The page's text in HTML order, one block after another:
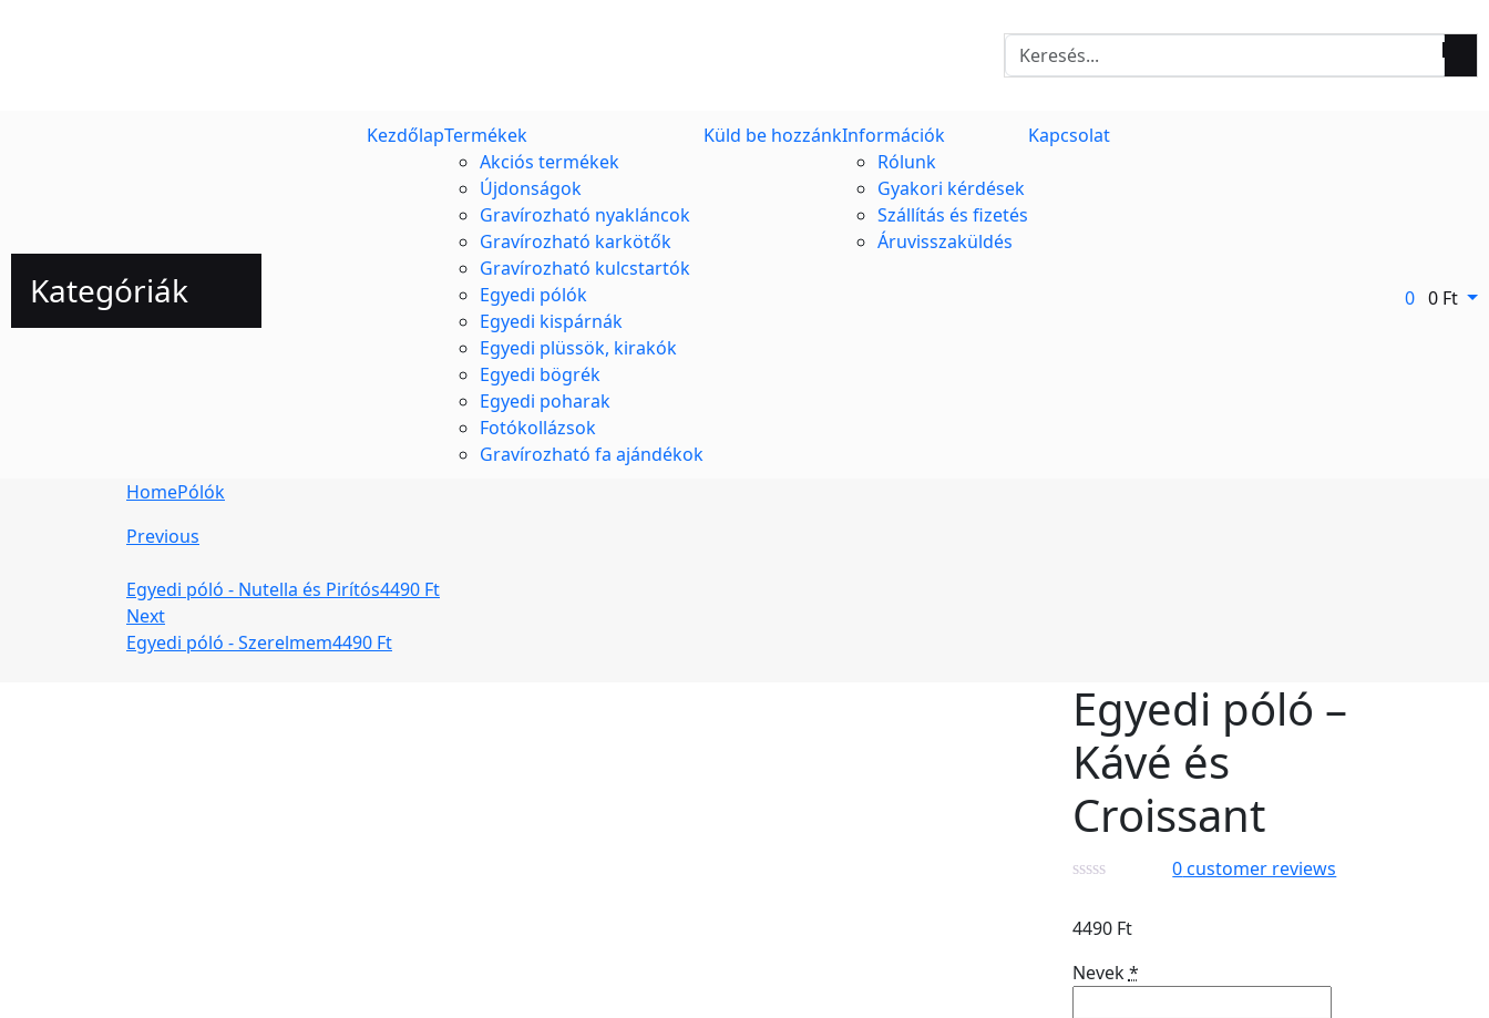
Kategóriák
KezdőlapTermékek
Akciós termékek
Újdonságok
Gravírozható nyakláncok
Gravírozható karkötők
Gravírozható kulcstartók
Egyedi pólók
Egyedi kispárnák
Egyedi plüssök, kirakók
Egyedi bögrék
Egyedi poharak
Fotókollázsok
Gravírozható fa ajándékok
Küld be hozzánkInformációk
Rólunk
Gyakori kérdések
Szállítás és fizetés
Áruvisszaküldés
Kapcsolat
0 0 Ft
HomePólók
Previous
Egyedi póló - Nutella és Pirítós4490 Ft
Next
Egyedi póló - Szerelmem4490 Ft
Egyedi póló –
Kávé és
Croissant
0customer reviews
4490 Ft
Nevek*